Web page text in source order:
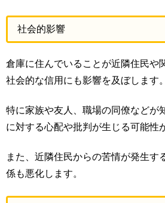
社会的影響
倉庫に住んでいることが近隣住民や
社会的な信用にも影響を及ぼします。
特に家族や友人、職場の同僚などが
に対する心配や批判が生じる可能性
また、近隣住民からの苦情が発生す
係も悪化します。